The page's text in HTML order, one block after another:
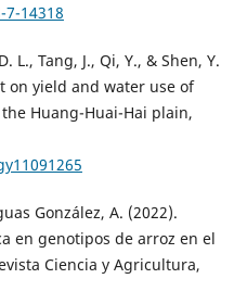
14318
L., Tang, J., Qi, Y., & Shen, Y.
on yield and water use of
Huang-Huai-Hai plain,
González, A. (2022).
en genotipos de arroz en el
Ciencia y Agricultura,